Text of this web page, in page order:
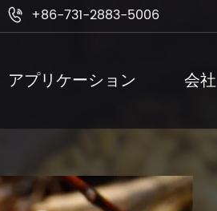
 +86-731-2883-5006
アプリケーション 会社